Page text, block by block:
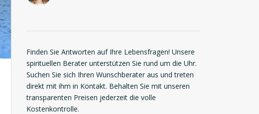
Finden Sie Antworten auf Ihre Lebensfragen! Unsere
spirituellen Berater unterstützen Sie rund um die Uhr.
Suchen Sie sich Ihren Wunschberater aus und treten
direkt mit ihm in Kontakt. Behalten Sie mit unseren
transparenten Preisen jederzeit die volle
Kostenkontrolle.